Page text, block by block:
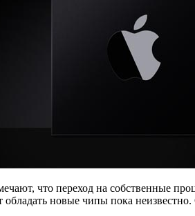
что переход на собственные
обладать новые чипы пока